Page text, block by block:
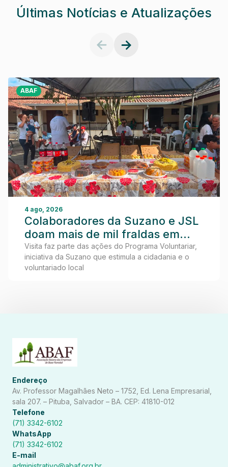
Últimas Notícias e Atualizações
ABAF
4 ago, 2026
Colaboradores da Suzano e JSL
doam mais de mil fraldas em
visita ao Lar dos Idosos de
Teixeira de Freitas
Visita faz parte das ações do Programa Voluntariar,
iniciativa da Suzano que estimula a cidadania e o
voluntariado local
Endereço
Av. Professor Magalhães Neto – 1752, Ed. Lena Empresarial,
sala 207. – Pituba, Salvador – BA. CEP: 41810-012
Telefone
(71) 3342-6102
WhatsApp
(71) 3342-6102
E-mail